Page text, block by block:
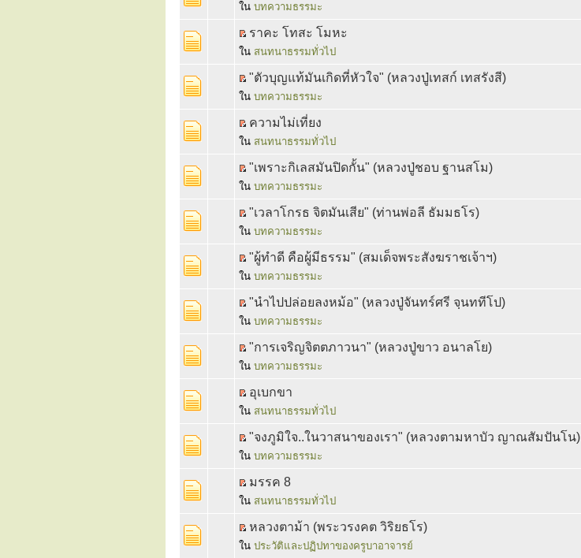
ใน บทความธรรมะ
ราคะ โทสะ โมหะ
ใน สนทนาธรรมทั่วไป
"ตัวบุญแท้มันเกิดที่หัวใจ" (หลวงปู่เทสก์ เทสรังสี)
ใน บทความธรรมะ
ความไม่เที่ยง
ใน สนทนาธรรมทั่วไป
"เพราะกิเลสมันปิดกั้น" (หลวงปู่ชอบ ฐานสโม)
ใน บทความธรรมะ
"เวลาโกรธ จิตมันเสีย" (ท่านพ่อลี ธัมมธโร)
ใน บทความธรรมะ
"ผู้ทำดี คือผู้มีธรรม" (สมเด็จพระสังฆราชเจ้าฯ)
ใน บทความธรรมะ
"นำไปปล่อยลงหม้อ" (หลวงปู่จันทร์ศรี จฺนททีโป)
ใน บทความธรรมะ
"การเจริญจิตตภาวนา" (หลวงปู่ขาว อนาลโย)
ใน บทความธรรมะ
อุเบกขา
ใน สนทนาธรรมทั่วไป
"จงภูมิใจ..ในวาสนาของเรา" (หลวงตามหาบัว ญาณสัมปันโน)
ใน บทความธรรมะ
มรรค 8
ใน สนทนาธรรมทั่วไป
หลวงตาม้า (พระวรงคต วิริยธโร)
ใน ประวัติและปฏิปทาของครูบาอาจารย์